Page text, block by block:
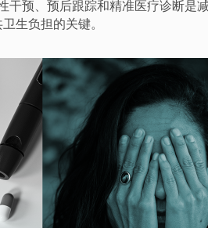
预、预后跟踪和精准医疗诊断是
生负担的关键。